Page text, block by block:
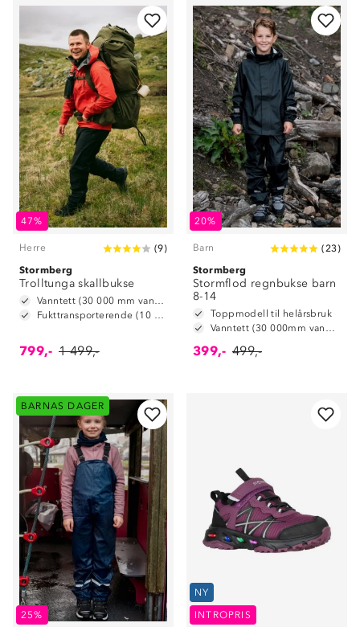
47%
Herre (9)
Stormberg
Trolltunga skallbukse
Vanntett (30 000 mm vannsøyle)
Fukttransporterende (10 000 g/m2/24t)
799,- 1 499,-
20%
Barn (23)
Stormberg
Stormflod regnbukse barn
8-14
Toppmodell til helårsbruk
Vanntett (30 000mm vannsøyle)
399,- 499,-
BARNAS DAGER
25%
NY
INTROPRIS